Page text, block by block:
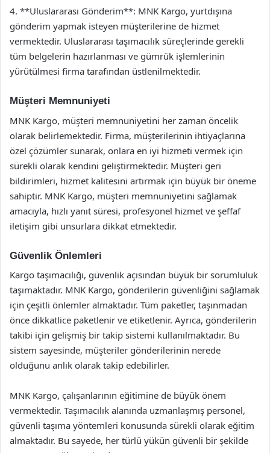
4. **Uluslararası Gönderim**: MNK Kargo, yurtdışına
gönderim yapmak isteyen müşterilerine de hizmet
vermektedir. Uluslararası taşımacılık süreçlerinde gerekli
tüm belgelerin hazırlanması ve gümrük işlemlerinin
yürütülmesi firma tarafından üstlenilmektedir.
Müşteri Memnuniyeti
MNK Kargo, müşteri memnuniyetini her zaman öncelik
olarak belirlemektedir. Firma, müşterilerinin ihtiyaçlarına
özel çözümler sunarak, onlara en iyi hizmeti vermek için
sürekli olarak kendini geliştirmektedir. Müşteri geri
bildirimleri, hizmet kalitesini artırmak için büyük bir öneme
sahiptir. MNK Kargo, müşteri memnuniyetini sağlamak
amacıyla, hızlı yanıt süresi, profesyonel hizmet ve şeffaf
iletişim gibi unsurlara dikkat etmektedir.
Güvenlik Önlemleri
Kargo taşımacılığı, güvenlik açısından büyük bir sorumluluk
taşımaktadır. MNK Kargo, gönderilerin güvenliğini sağlamak
için çeşitli önlemler almaktadır. Tüm paketler, taşınmadan
önce dikkatlice paketlenir ve etiketlenir. Ayrıca, gönderilerin
takibi için gelişmiş bir takip sistemi kullanılmaktadır. Bu
sistem sayesinde, müşteriler gönderilerinin nerede
olduğunu anlık olarak takip edebilirler.
MNK Kargo, çalışanlarının eğitimine de büyük önem
vermektedir. Taşımacılık alanında uzmanlaşmış personel,
güvenli taşıma yöntemleri konusunda sürekli olarak eğitim
almaktadır. Bu sayede, her türlü yükün güvenli bir şekilde